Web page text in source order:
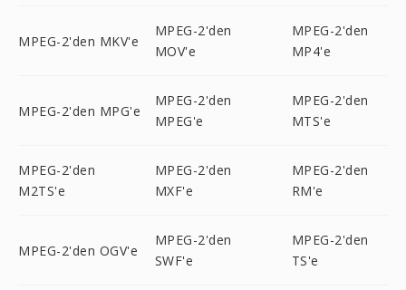
MPEG-2'den MKV'e
MPEG-2'den
MOV'e
MPEG-2'den
MP4'e
MPEG-2'den MPG'e
MPEG-2'den
MPEG'e
MPEG-2'den
MTS'e
MPEG-2'den
M2TS'e
MPEG-2'den
MXF'e
MPEG-2'den
RM'e
MPEG-2'den OGV'e
MPEG-2'den
SWF'e
MPEG-2'den
TS'e